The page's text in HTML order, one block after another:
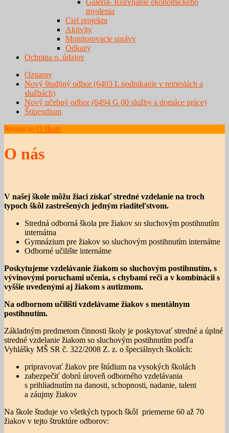
Galéria- Rozvíjanie ekonomického
myslenia
Ciel projektu
Aktivity
Monitorovacie správy
Odkazy
Ochrana o. údajov
Oznamy
Nový študijný odbor (6403 L podnikanie v remeslách a
službách)
Nový učebný odbor (6494 G 00 služby a domáce práce)
Štipendium
Return to O škole
O nás
V našej škole môžu žiaci získať stredné vzdelanie na troch
typoch škôl zastrešených jedným riaditeľstvom.
Stredná odborná škola pre žiakov so sluchovým postihnutím
internátna
Gymnázium pre žiakov so sluchovým postihnutím internátne
Odborné učilište internátne
Poskytujeme vzdelávanie žiakom so sluchovým postihnutím, s
vývinovými poruchami učenia, s chybami reči a v kombinácii s
vyššie uvedenými aj žiakom s autizmom.
Na odbornom učilišti vzdelávame žiakov s mentálnym
postihnutím.
Základným predmetom činnosti školy je poskytovať stredné a úplné
stredné vzdelanie žiakom so sluchovým postihnutím podľa
Vyhlášky MŠ SR č. 322/2008 Z. z. o špeciálnych školách:
pripravovať žiakov pre štúdium na vysokých školách
zabezpečiť dobrú úroveň odborného vzdelávania
s prihliadnutím na danosti, schopnosti, nadanie, talent
a záujmy žiakov
Na škole študuje vo všetkých typoch škôl priemerne 60 až 70
žiakov v tejto štruktúre odborov: